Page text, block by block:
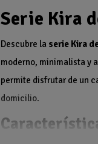
Serie Kira
Descubre la serie Kira
moderno, minimalista y
permite disfrutar de un
domicilio.